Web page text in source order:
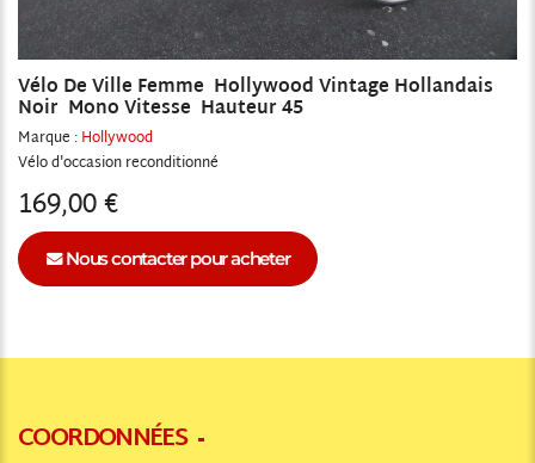
Vélo De Ville Femme Hollywood Vintage Hollandais
Noir Mono Vitesse Hauteur 45
Marque :Hollywood
Vélo
reconditionné
169,00 €
Nous contacter pour acheter
COORDONNÉES